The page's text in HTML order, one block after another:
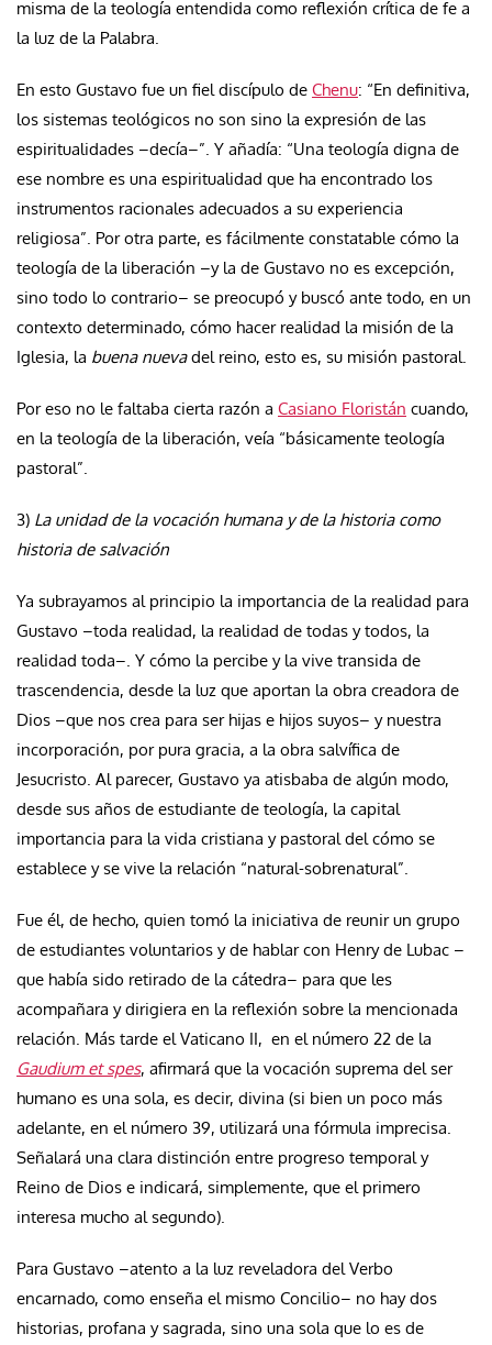
misma de la teología entendida como reflexión crítica de fe a
la luz de la Palabra.
En esto Gustavo fue un fiel discípulo de Chenu: “En definitiva,
los sistemas teológicos no son sino la expresión de las
espiritualidades –decía–”. Y añadía: “Una teología digna de
ese nombre es una espiritualidad que ha encontrado los
instrumentos racionales adecuados a su experiencia
religiosa”. Por otra parte, es fácilmente constatable cómo la
teología de la liberación –y la de Gustavo no es excepción,
sino todo lo contrario– se preocupó y buscó ante todo, en un
contexto determinado, cómo hacer realidad la misión de la
Iglesia, la buena nuevadel reino, esto es, su misión pastoral.
Por eso no le faltaba cierta razón a Casiano Floristán cuando,
en la teología de la liberación, veía “básicamente teología
pastoral”.
3) La unidad de la vocación humana y de la historia como
historia de salvación
Ya subrayamos al principio la importancia de la realidad para
Gustavo –toda realidad, la realidad de todas y todos, la
realidad toda–. Y cómo la percibe y la vive transida de
trascendencia, desde la luz que aportan la obra creadora de
Dios –que nos crea para ser hijas e hijos suyos– y nuestra
incorporación, por pura gracia, a la obra salvífica de
Jesucristo. Al parecer, Gustavo ya atisbaba de algún modo,
desde sus años de estudiante de teología, la capital
importancia para la vida cristiana y pastoral del cómo se
establece y se vive la relación “natural-sobrenatural”.
Fue él, de hecho, quien tomó la iniciativa de reunir un grupo
de estudiantes voluntarios y de hablar con Henry de Lubac –
que había sido retirado de la cátedra– para que les
acompañara y dirigiera en la reflexión sobre la mencionada
relación. Más tarde el Vaticano II, en el número 22 de la
Gaudium et spes, afirmará que la vocación suprema del ser
humano es una sola, es decir, divina (si bien un poco más
adelante, en el número 39, utilizará una fórmula imprecisa.
Señalará una clara distinción entre progreso temporal y
Reino de Dios e indicará, simplemente, que el primero
interesa mucho al segundo).
Para Gustavo –atento a la luz reveladora del Verbo
encarnado, como enseña el mismo Concilio– no hay dos
historias, profana y sagrada, sino una sola que lo es de